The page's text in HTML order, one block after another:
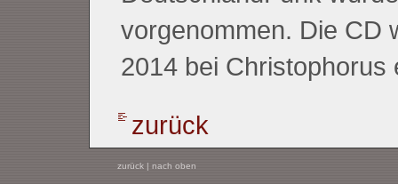
vorgenommen. Die CD
2014 bei Christophorus
zurück
zurück| nach oben